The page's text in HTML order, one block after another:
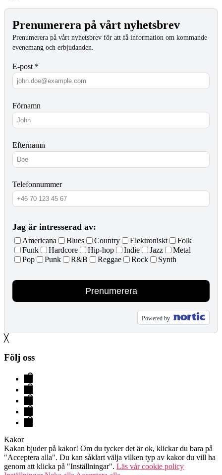
Prenumerera på vårt nyhetsbrev
Prenumerera på vårt nyhetsbrev för att få information om kommande
evenemang och erbjudanden.
E-post *
Förnamn
Efternamn
Telefonnummer
Jag är intresserad av:
Americana Blues Country Elektroniskt
Folk
Funk
Hardcore Hip-hop Indie Jazz
Metal
Pop
Punk R&B Reggae Rock Synth
Prenumerera
Powered by
╳
Följ oss
Evenemang
&
Biljetter
Hallen
Lokaler
FAQ
Kontakt
Kakor
Kakan bjuder på kakor! Om du tycker det är ok, klickar du bara på
"Acceptera alla". Du kan såklart välja vilken typ av kakor du vill ha
genom att klicka på "Inställningar". Läs vår cookie policy